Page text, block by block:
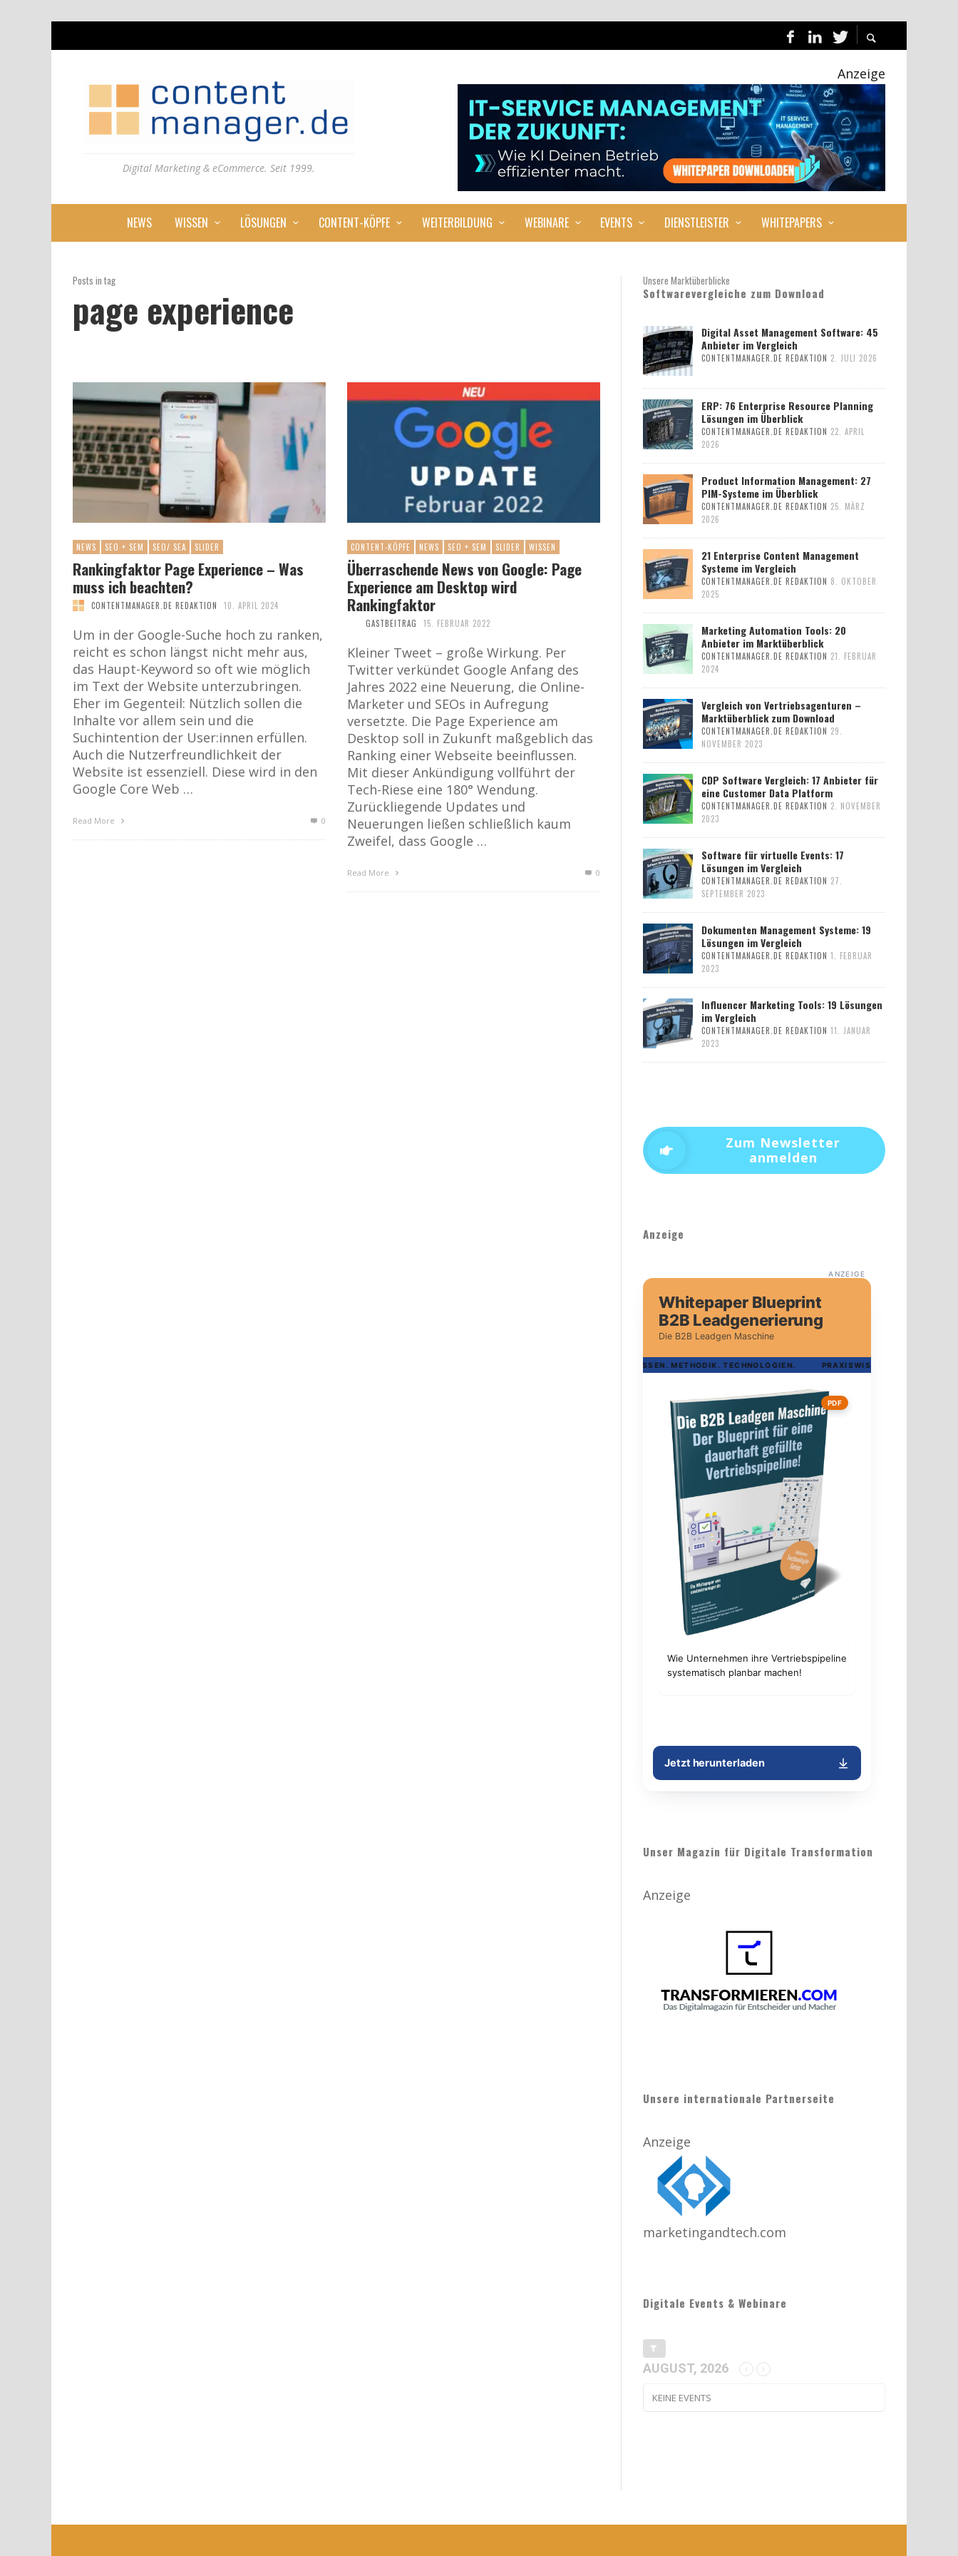
Digital Marketing & eCommerce. Seit 1999.
Anzeige
NEWS WISSEN LÖSUNGEN CONTENT-KÖPFE WEITERBILDUNG WEBINARE EVENTS DIENSTLEISTER WHITEPAPERS
Posts in tag
page experience
NEWS SEO + SEM SEO/ SEA SLIDER
Rankingfaktor Page Experience – Was
muss ich beachten?
CONTENTMANAGER.DE REDAKTION 10. APRIL 2024
Um in der Google-Suche hoch zu ranken,
reicht es schon längst nicht mehr aus,
das Haupt-Keyword so oft wie möglich
im Text der Website unterzubringen.
Eher im Gegenteil: Nützlich sollen die
Inhalte vor allem sein und die
Suchintention der User:innen erfüllen.
Auch die Nutzerfreundlichkeit der
Website ist essenziell. Diese wird in den
Google Core Web …
Read More 0
CONTENT-KÖPFE NEWS SEO + SEM SLIDER WISSEN
Überraschende News von Google: Page
Experience am Desktop wird
Rankingfaktor
GASTBEITRAG 15. FEBRUAR 2022
Kleiner Tweet – große Wirkung. Per
Twitter verkündet Google Anfang des
Jahres 2022 eine Neuerung, die Online-
Marketer und SEOs in Aufregung
versetzte. Die Page Experience am
Desktop soll in Zukunft maßgeblich das
Ranking einer Webseite beeinflussen.
Mit dieser Ankündigung vollführt der
Tech-Riese eine 180° Wendung.
Zurückliegende Updates und
Neuerungen ließen schließlich kaum
Zweifel, dass Google …
Read More 0
Unsere Marktüberblicke
Softwarevergleiche zum Download
Digital Asset Management Software: 45
Anbieter im Vergleich
CONTENTMANAGER.DE REDAKTION 2. JULI 2026
ERP: 76 Enterprise Resource Planning
Lösungen im Überblick
CONTENTMANAGER.DE REDAKTION 22. APRIL
2026
Product Information Management: 27
PIM-Systeme im Überblick
CONTENTMANAGER.DE REDAKTION 25. MÄRZ
2026
21 Enterprise Content Management
Systeme im Vergleich
CONTENTMANAGER.DE REDAKTION 8. OKTOBER
2025
Marketing Automation Tools: 20
Anbieter im Marktüberblick
CONTENTMANAGER.DE REDAKTION 21. FEBRUAR
2024
Vergleich von Vertriebsagenturen –
Marktüberblick zum Download
CONTENTMANAGER.DE REDAKTION 29.
NOVEMBER 2023
CDP Software Vergleich: 17 Anbieter für
eine Customer Data Platform
CONTENTMANAGER.DE REDAKTION 2. NOVEMBER
2023
Software für virtuelle Events: 17
Lösungen im Vergleich
CONTENTMANAGER.DE REDAKTION 27.
SEPTEMBER 2023
Dokumenten Management Systeme: 19
Lösungen im Vergleich
CONTENTMANAGER.DE REDAKTION 1. FEBRUAR
2023
Influencer Marketing Tools: 19 Lösungen
im Vergleich
CONTENTMANAGER.DE REDAKTION 11. JANUAR
2023
Zum Newsletter
anmelden
Anzeige
Unser Magazin für Digitale Transformation
Anzeige
Unsere internationale Partnerseite
Anzeige
marketingandtech.com
Digitale Events & Webinare
AUGUST, 2026
KEINE EVENTS